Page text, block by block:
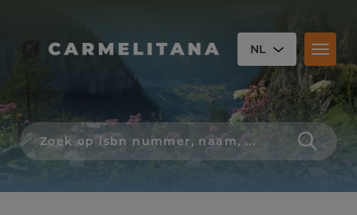
NL
Zoek
op
isbn
schrijver,